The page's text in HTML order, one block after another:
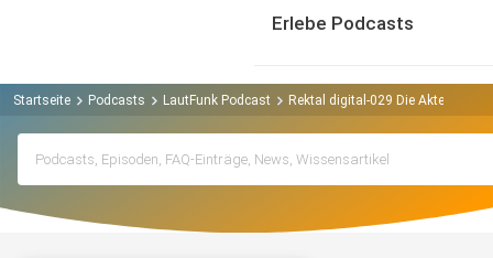
Erlebe Podcasts
Startseite Podcasts LautFunk Podcast Rektal digital-029 Die Akte der